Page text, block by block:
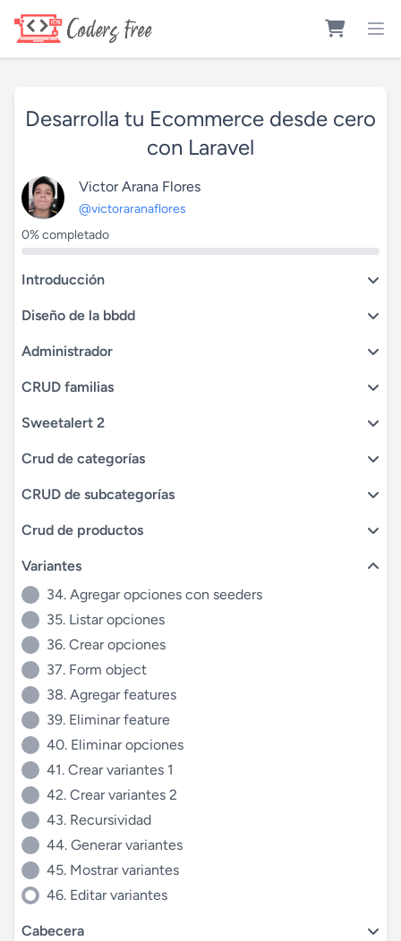
Desarrolla tu Ecommerce desde cero
con Laravel
Victor Arana Flores
@victoraranaflores
0% completado
Introducción
Diseño de la bbdd
Administrador
CRUD familias
Sweetalert 2
Crud de categorías
CRUD de subcategorías
Crud de productos
Variantes
34. Agregar opciones con seeders
35. Listar opciones
36. Crear opciones
37. Form object
38. Agregar features
39. Eliminar feature
40. Eliminar opciones
41. Crear variantes 1
42. Crear variantes 2
43. Recursividad
44. Generar variantes
45. Mostrar variantes
46. Editar variantes
Cabecera